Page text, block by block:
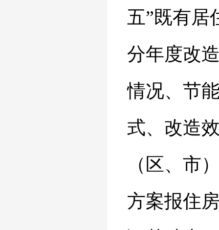
五”既有居
分年度改
情况、节
式、改造
（区、市
方案报住